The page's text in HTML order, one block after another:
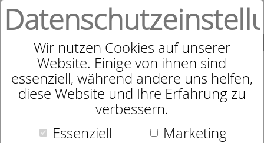
Wir nutzen Cookies auf unserer
Website. Einige von ihnen sind
essenziell, während andere uns helfen,
diese Website und Ihre Erfahrung zu
verbessern.
Essenziell
Marketing
SUCHE
Sympathica Vision N